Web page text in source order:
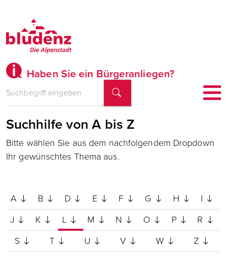
Haben Sie ein Bürgeranliegen?
Suchhilfe von A bis Z
Bitte wählen Sie aus dem nachfolgendem Dropdown
Ihr gewünschtes Thema aus.
A B D E F G H
I
J
K L M N O P
R
S
T U V W Z